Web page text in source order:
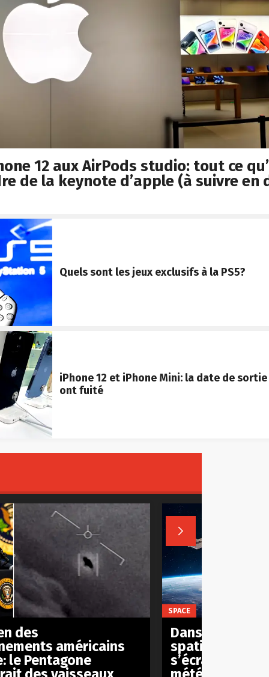
12 aux AirPods studio: tout ce
de la keynote d’apple (à suivre en
Quels sont les jeux exclusifs à la PS5?
iPhone 12 et iPhone Mini: la date de
ont fuité

des
américains
le Pentagone
SPACE
Dans 8 ans, la
spatiale
s’écrasera sur